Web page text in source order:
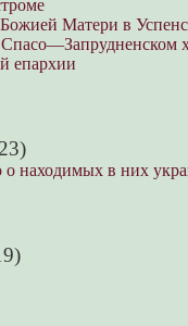
Матери в
епархии
о находимых в них